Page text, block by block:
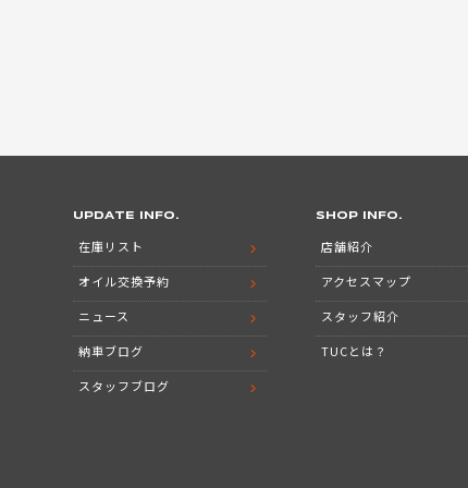
UPDATE INFO.
在庫リスト
オイル交換予約
ニュース
納車ブログ
スタッフブログ
SHOP INFO.
店舗紹介
アクセスマップ
スタッフ紹介
TUCとは？